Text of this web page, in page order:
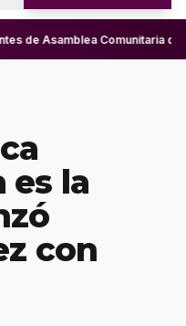
de Asamblea Comunitaria
es la
con